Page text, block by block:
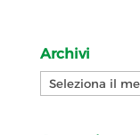
Archivi
Archivi